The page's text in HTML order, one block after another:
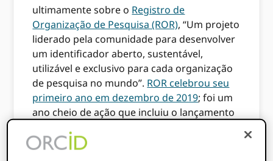
ultimamente sobre o Registro de
Organização de Pesquisa (ROR), “Um projeto
liderado pela comunidade para desenvolver
um identificador aberto, sustentável,
utilizável e exclusivo para cada organização
de pesquisa no mundo”. ROR celebrou seu
primeiro ano em dezembro de 2019; foi um
ano cheio de ação que incluiu o lançamento
de suporte para ROR IDs em sistemas como